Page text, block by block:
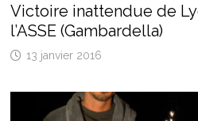
Victoire inattendue de
l’ASSE (Gambardella)
13 janvier 2016